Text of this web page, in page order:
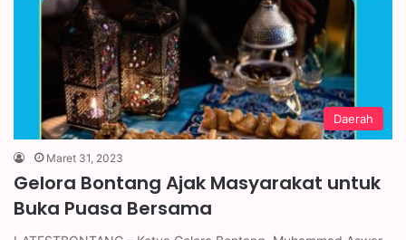
Daerah
Maret 31, 2023
Gelora Bontang Ajak Masyarakat untuk
Buka Puasa Bersama